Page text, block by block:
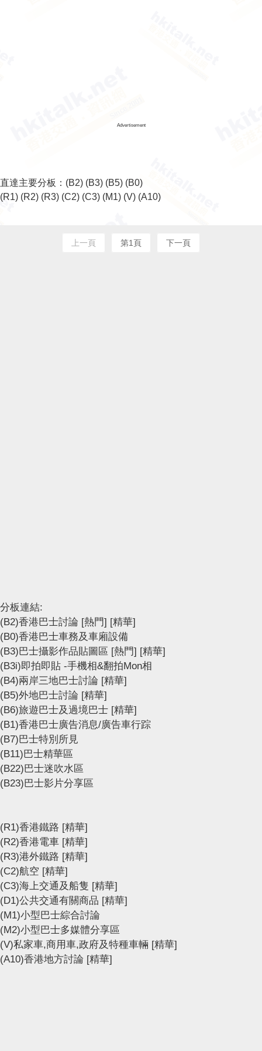
Advertisement
直達主要分板： (B2) (B3) (B5) (B0)
(R1) (R2) (R3) (C2) (C3) (M1) (V) (A10)
上一頁 第1頁 下一頁
分板連結:
(B2)香港巴士討論 [熱門] [精華]
(B0)香港巴士車務及車廂設備
(B3)巴士攝影作品貼圖區 [熱門] [精華]
(B3i)即拍即貼 -手機相&翻拍Mon相
(B4)兩岸三地巴士討論 [精華]
(B5)外地巴士討論 [精華]
(B6)旅遊巴士及過境巴士 [精華]
(B1)香港巴士廣告消息/廣告車行踪
(B7)巴士特別所見
(B11)巴士精華區
(B22)巴士迷吹水區
(B23)巴士影片分享區
(R1)香港鐵路 [精華]
(R2)香港電車 [精華]
(R3)港外鐵路 [精華]
(C2)航空 [精華]
(C3)海上交通及船隻 [精華]
(D1)公共交通有關商品 [精華]
(M1)小型巴士綜合討論
(M2)小型巴士多媒體分享區
(V)私家車,商用車,政府及特種車輛 [精華]
(A10)香港地方討論 [精華]